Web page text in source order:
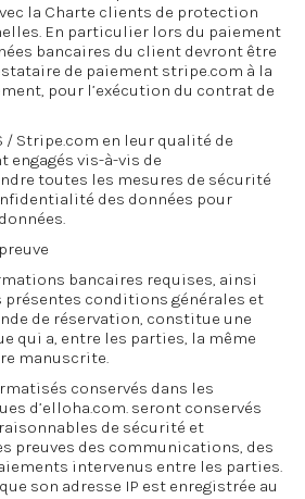
la Charte clients de protection
En particulier lors du paiement
bancaires du client devront être
de paiement stripe.com à la
pour l’exécution du contrat de
/ Stripe.com en leur qualité de
engagés vis-à-vis de
toutes les mesures de sécurité
des données pour
bancaires requises, ainsi
présentes conditions générales et
de réservation, constitue une
qui a, entre les parties, la même
manuscrite.
conservés dans les
d’elloha.com. seront conservés
de sécurité et
preuves des communications, des
intervenus entre les parties.
son adresse IP est enregistrée au